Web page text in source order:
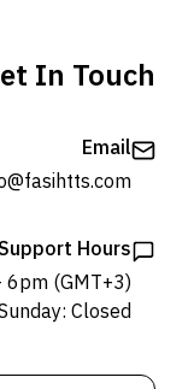
In Touch
Email
Hours
6pm (GMT+3)
Closed